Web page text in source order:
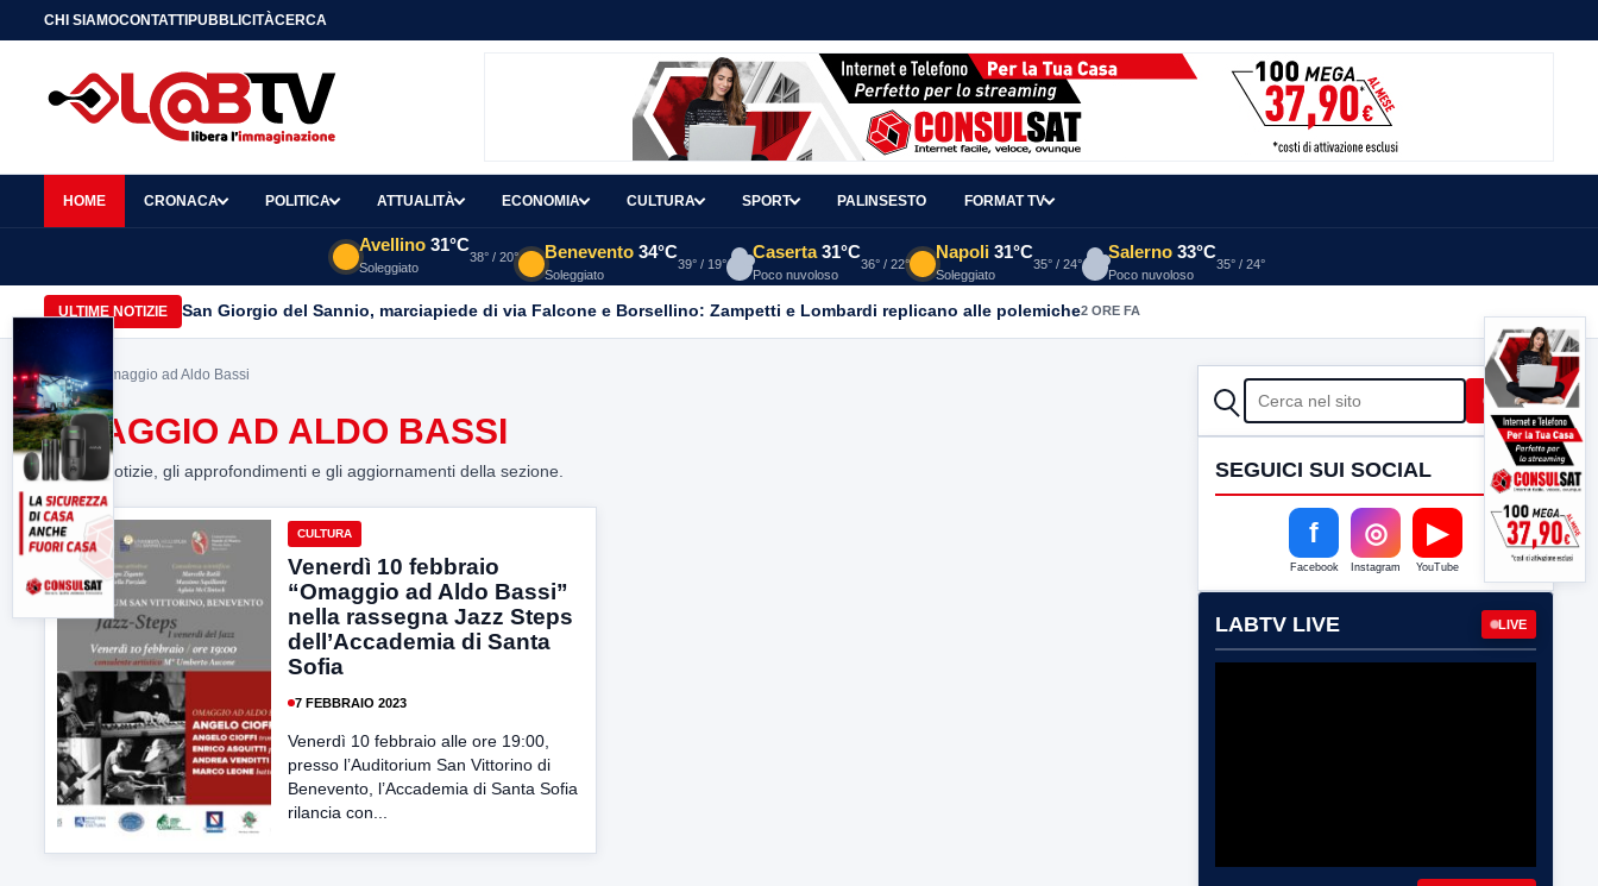
CHI SIAMOCONTATTIPUBBLICITÀCERCA
HOME CRONACA POLITICA ATTUALITÀ ECONOMIA CULTURA SPORT PALINSESTO FORMAT TV
Avellino 31°C
Soleggiato
38° / 20° Benevento 34°C
Soleggiato
39° / 19°
Caserta 31°C
Poco nuvoloso
36° / 22°
Napoli 31°C
Soleggiato
35° / 24°
Salerno 33°C
Poco nuvoloso
35° / 24°
ULTIME NOTIZIE San Giorgio del Sannio, marciapiede di via Falcone e Borsellino: Zampetti e Lombardi replicano alle polemiche2 ORE FA
Home> Omaggio ad Aldo Bassi
OMAGGIO AD ALDO BASSI
Tutte le notizie, gli approfondimenti e gli aggiornamenti della sezione.
CULTURA
Venerdì 10 febbraio
“Omaggio ad Aldo Bassi”
nella rassegna Jazz Steps
dell’Accademia di Santa
Sofia
7 FEBBRAIO 2023
Venerdì 10 febbraio alle ore 19:00,
presso l’Auditorium San Vittorino di
Benevento, l’Accademia di Santa Sofia
rilancia con...
CERCA Cerca
SEGUICI SUI SOCIAL
f
Facebook
◎
Instagram
▶
YouTube
LABTV LIVE LIVE